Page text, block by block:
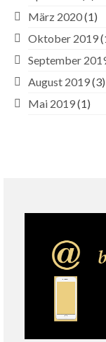
März 2020(1)
Oktober 2019
September
August 2019(3)
Mai 2019(1)